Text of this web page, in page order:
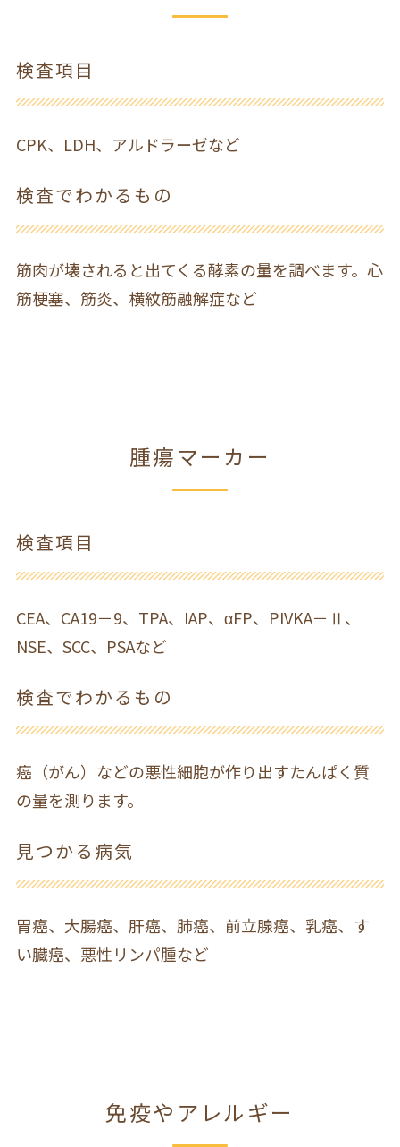
検査項目
CPK、LDH、アルドラーゼなど
検査でわかるもの
筋肉が壊されると出てくる酵素の量を調べます。心
筋梗塞、筋炎、横紋筋融解症など
腫瘍マーカー
検査項目
CEA、CA19－9、TPA、IAP、αFP、PIVKA－Ⅱ、
NSE、SCC、PSAなど
検査でわかるもの
癌（がん）などの悪性細胞が作り出すたんぱく質
の量を測ります。
見つかる病気
胃癌、大腸癌、肝癌、肺癌、前立腺癌、乳癌、す
い臓癌、悪性リンパ腫など
免疫やアレルギー